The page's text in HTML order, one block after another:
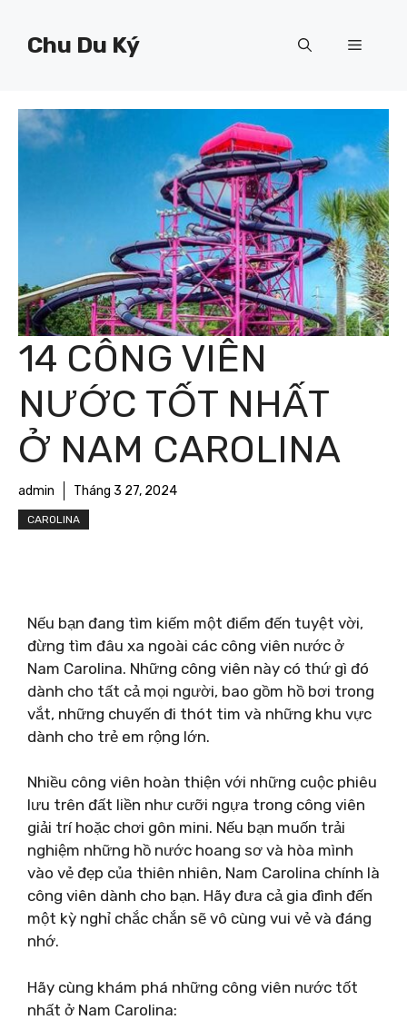
Chu Du Ký Menu
14 CÔNG VIÊN
NƯỚC TỐT NHẤT
Ở NAM CAROLINA
admin Tháng 3 27, 2024
CAROLINA
Nếu bạn đang tìm kiếm một điểm đến tuyệt vời,
đừng tìm đâu xa ngoài các công viên nước ở
Nam Carolina. Những công viên này có thứ gì đó
dành cho tất cả mọi người, bao gồm hồ bơi trong
vắt, những chuyến đi thót tim và những khu vực
dành cho trẻ em rộng lớn.
Nhiều công viên hoàn thiện với những cuộc phiêu
lưu trên đất liền như cưỡi ngựa trong công viên
giải trí hoặc chơi gôn mini. Nếu bạn muốn trải
nghiệm những hồ nước hoang sơ và hòa mình
vào vẻ đẹp của thiên nhiên, Nam Carolina chính là
công viên dành cho bạn. Hãy đưa cả gia đình đến
một kỳ nghỉ chắc chắn sẽ vô cùng vui vẻ và đáng
nhớ.
Hãy cùng khám phá những công viên nước tốt
nhất ở Nam Carolina: